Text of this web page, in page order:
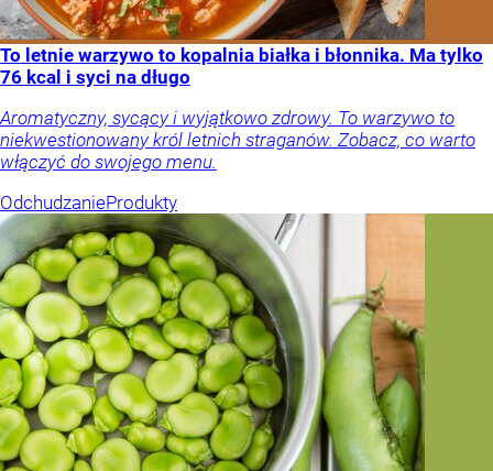
To letnie warzywo to kopalnia białka i błonnika. Ma tylko
76 kcal i syci na długo
Aromatyczny, sycący i wyjątkowo zdrowy. To warzywo to
niekwestionowany król letnich straganów. Zobacz, co warto
włączyć do swojego menu.
OdchudzanieProdukty